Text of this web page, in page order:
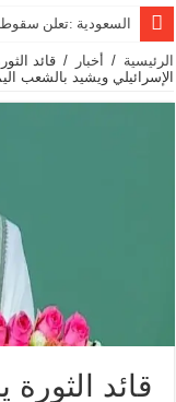
السعودية :تعلن
الرئيسية / أخبار / قائد
الإسرائيلي ويشيد بالشعب
قائد